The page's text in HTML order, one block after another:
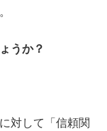
うか？
対して「信頼関